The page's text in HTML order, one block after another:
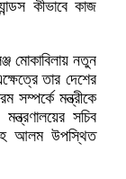
কীভাবে কাজ
মোকাবিলায় নতুন
তার দেশের
সম্পর্কে মন্ত্রীকে
সচিব
আলম উপস্থিত